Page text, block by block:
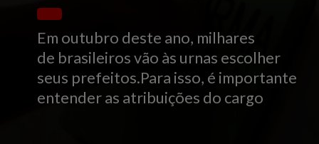
Em outubro deste ano, milhares
de brasileiros vão às urnas escolher
seus prefeitos.Para isso, é importante
entender as atribuições do cargo